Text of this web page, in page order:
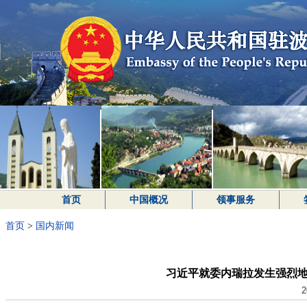
首页 中国概况 领事服务
首页 > 国内新闻
习近平就委内瑞拉发生强烈